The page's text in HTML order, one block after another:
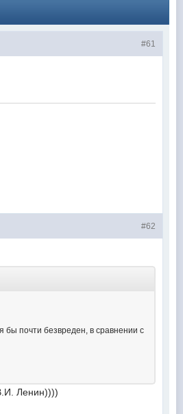
#61
#62
бы почти безвреден, в сравнении с
Ленин))))